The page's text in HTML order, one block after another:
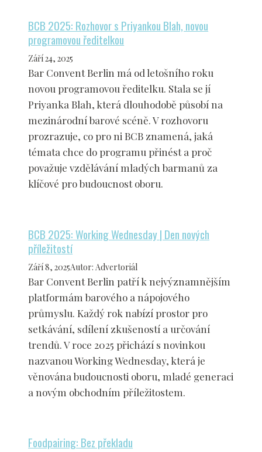
BCB 2025: Rozhovor s Priyankou Blah, novou
programovou ředitelkou
Září 24, 2025
Bar Convent Berlin má od letošního roku
novou programovou ředitelku. Stala se jí
Priyanka Blah, která dlouhodobě působí na
mezinárodní barové scéně. V rozhovoru
prozrazuje, co pro ni BCB znamená, jaká
témata chce do programu přinést a proč
považuje vzdělávání mladých barmanů za
klíčové pro budoucnost oboru.
BCB 2025: Working Wednesday | Den nových
příležitostí
Září 8, 2025Autor: Advertoriál
Bar Convent Berlin patří k nejvýznamnějším
platformám barového a nápojového
průmyslu. Každý rok nabízí prostor pro
setkávání, sdílení zkušeností a určování
trendů. V roce 2025 přichází s novinkou
nazvanou Working Wednesday, která je
věnována budoucnosti oboru, mladé generaci
a novým obchodním příležitostem.
Foodpairing: Bez překladu